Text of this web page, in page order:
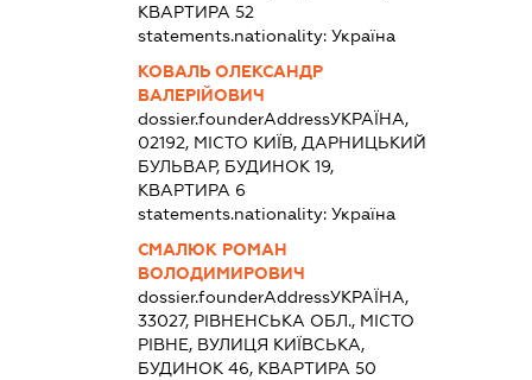
КВАРТИРА 52
statements.nationality: Україна
КОВАЛЬ ОЛЕКСАНДР
ВАЛЕРІЙОВИЧ
dossier.founderAddressУКРАЇНА,
02192, МІСТО КИЇВ, ДАРНИЦЬКИЙ
БУЛЬВАР, БУДИНОК 19,
КВАРТИРА 6
statements.nationality: Україна
СМАЛЮК РОМАН
ВОЛОДИМИРОВИЧ
dossier.founderAddressУКРАЇНА,
33027, РІВНЕНСЬКА ОБЛ., МІСТО
РІВНЕ, ВУЛИЦЯ КИЇВСЬКА,
БУДИНОК 46, КВАРТИРА 50